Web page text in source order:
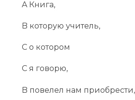
A Книга,
B которую учитель,
C о котором
C я говорю,
B повелел нам приобрести,